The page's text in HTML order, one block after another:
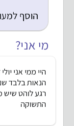
הוסף
מי אני?
היי ממי אני
הנאות בלבד
רגע לוהט שיש
התשוקה